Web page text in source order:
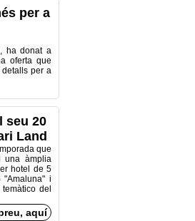
per a
ha donat a
oferta que
per a
seu 20
Land
que
una àmplia
hotel
de 5
"Amaluna" i
temàtico del
aquí